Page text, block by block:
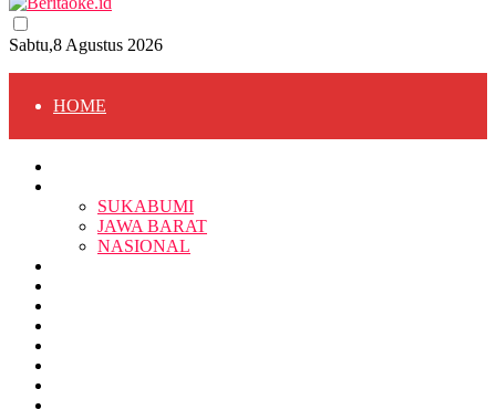
Sabtu,8 Agustus 2026
HOME
SUKABUMI
SUKABUMI
JAWA BARAT
NASIONAL